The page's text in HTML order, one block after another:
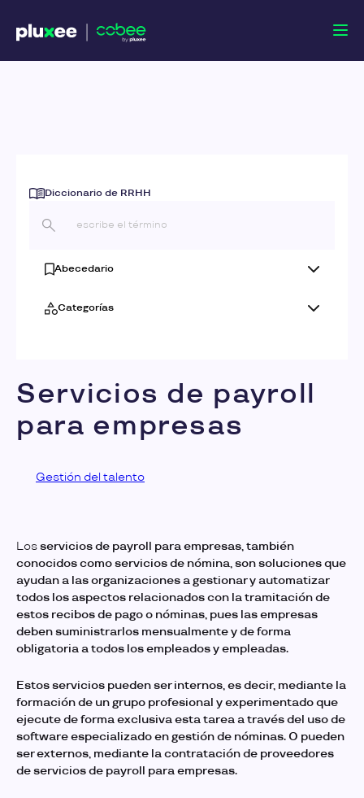
Diccionario de RRHH
Abecedario
Categorías
Servicios de payroll
para empresas
Gestión del talento
Losservicios de payroll para empresas, también
conocidos como servicios de nómina, son soluciones que
ayudan a las organizaciones a gestionar y automatizar
todos los aspectos relacionados con la tramitación de
estos recibos de pago o nóminas, pues las empresas
deben suministrarlos mensualmente y de forma
obligatoria a todos los empleados y empleadas.
Estos servicios pueden ser internos, es decir, mediante la
formación de un grupo profesional y experimentado que
ejecute de forma exclusiva esta tarea a través del uso de
software especializado en gestión de nóminas. O pueden
ser externos, mediante la contratación de proveedores
de servicios de payroll para empresas.